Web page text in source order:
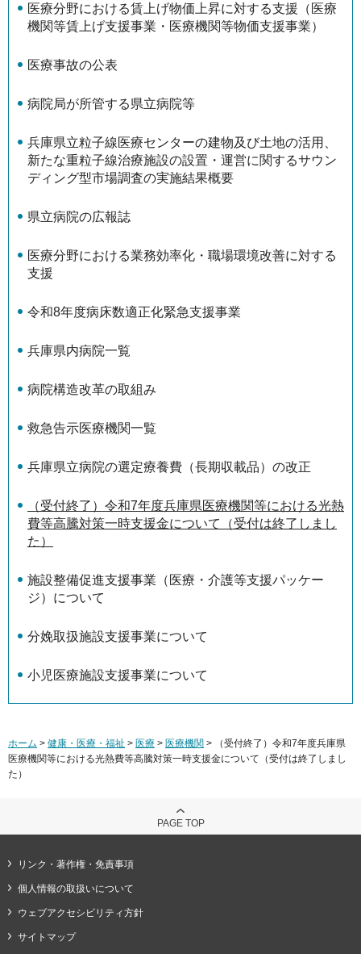
医療分野における賃上げ物価上昇に対する支援（医療
機関等賃上げ支援事業・医療機関等物価支援事業）
医療事故の公表
病院局が所管する県立病院等
兵庫県立粒子線医療センターの建物及び土地の活用、
新たな重粒子線治療施設の設置・運営に関するサウン
ディング型市場調査の実施結果概要
県立病院の広報誌
医療分野における業務効率化・職場環境改善に対する
支援
令和8年度病床数適正化緊急支援事業
兵庫県内病院一覧
病院構造改革の取組み
救急告示医療機関一覧
兵庫県立病院の選定療養費（長期収載品）の改正
（受付終了）令和7年度兵庫県医療機関等における光熱
費等高騰対策一時支援金について（受付は終了しまし
た）
施設整備促進支援事業（医療・介護等支援パッケー
ジ）について
分娩取扱施設支援事業について
小児医療施設支援事業について
ホーム > 健康・医療・福祉 > 医療 > 医療機関 > （受付終了）令和7年度兵庫県
医療機関等における光熱費等高騰対策一時支援金について（受付は終了しまし
た）
PAGE TOP
リンク・著作権・免責事項
個人情報の取扱いについて
ウェブアクセシビリティ方針
サイトマップ